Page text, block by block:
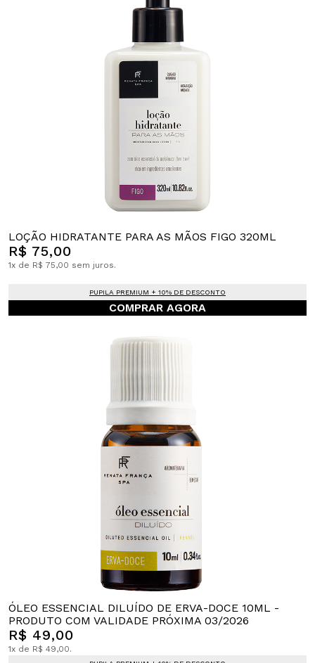
LOÇÃO HIDRATANTE PARA AS MÃOS FIGO 320ML
R$ 75,00
1x de R$ 75,00 sem juros.
PUPILA PREMIUM + 10% DE DESCONTO
COMPRAR AGORA
ÓLEO ESSENCIAL DILUÍDO DE ERVA-DOCE 10ML -
PRODUTO COM VALIDADE PRÓXIMA 03/2026
R$ 49,00
1x de R$ 49,00.